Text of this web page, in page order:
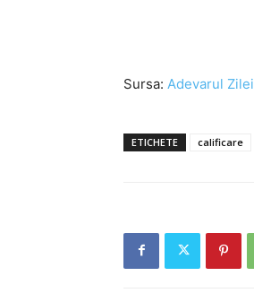
Sursa: Adevarul Zilei
ETICHETE calificare